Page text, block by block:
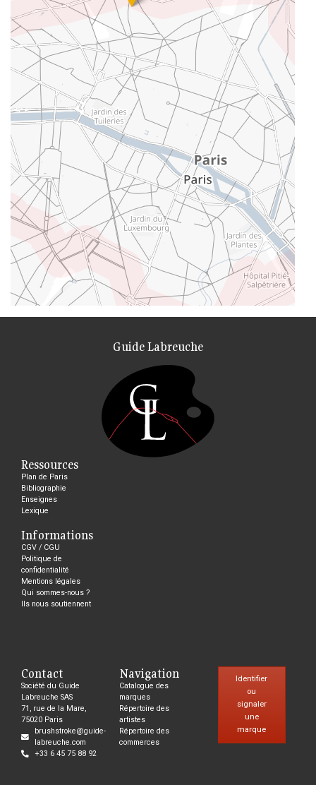
Guide Labreuche
Ressources
Plan de Paris
Bibliographie
Enseignes
Lexique
Informations
CGV / CGU
Politique de
confidentialité
Mentions légales
Qui sommes-nous ?
Ils nous soutiennent
Contact
Société du Guide
Labreuche SAS
71, rue de la Mare,
75020 Paris
brushstroke@guide-
labreuche.com
+33 6 45 75 88 92
Navigation
Catalogue des
marques
Répertoire des
artistes
Répertoire des
commerces
Identifier
ou
signaler
une
marque